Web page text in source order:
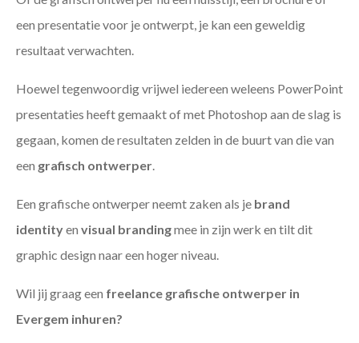
een presentatie voor je ontwerpt, je kan een geweldig
resultaat verwachten.
Hoewel tegenwoordig vrijwel iedereen weleens PowerPoint
presentaties heeft gemaakt of met Photoshop aan de slag is
gegaan, komen de resultaten zelden in de buurt van die van
een grafisch ontwerper
Een grafische ontwerper neemt zaken als je brand
identityen visual brandingmee in zijn werk en tilt dit
graphic design naar een hoger niveau.
Wil jij graag een freelance grafische ontwerper in
Evergem inhuren?